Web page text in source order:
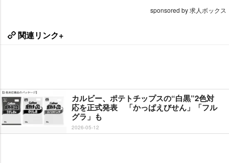
sponsored by 求人ボックス
関連リンク+
カルビー、ポテトチップスの“白黒”2色対
応を正式発表 「かっぱえびせん」「フル
グラ」も
2026-05-12